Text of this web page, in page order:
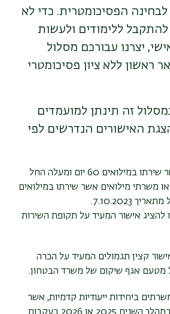
הפסיכומטרית. כדי לא
להתקבל ללימודים ולעשות
יצרנו עבורכם מסלול
ראשון ללא ציון פסיכומטרי
זה תינתן למועמדים
האישורים הנדרשים לפי
משרתי מילואים אשר שירתו במילואים 60 יום ומעלה החל
מתאריך 1.10.2025 או משרתי מילואים אשר שירתו במילואים
להציג אישור המעיד על תקופת השירות
קצין תגמולים המעיד על הכרה
מטעם אגף שיקום של משרד הבטחון.
ביחידות ייעודיות קדמיות, אשר